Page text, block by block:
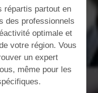
répartis partout en
des professionnels
optimale et
votre région. Vous
un expert
même pour les